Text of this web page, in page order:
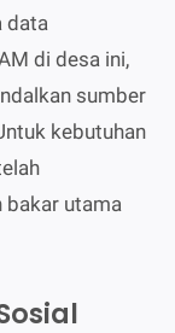
data
di desa ini,
sumber
kebutuhan
bakar utama